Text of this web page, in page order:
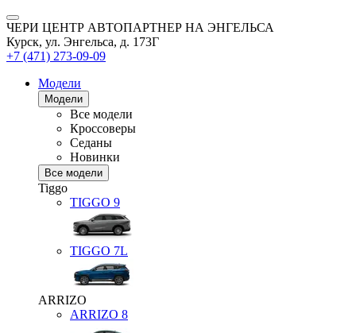
ЧЕРИ ЦЕНТР АВТОПАРТНЕР НА ЭНГЕЛЬСА
Курск, ул. Энгельса, д. 173Г
+7 (471) 273-09-09
Модели
Модели
Все модели
Кроссоверы
Седаны
Новинки
Все модели
Tiggo
TIGGO 9
TIGGO 7L
ARRIZO
ARRIZO 8